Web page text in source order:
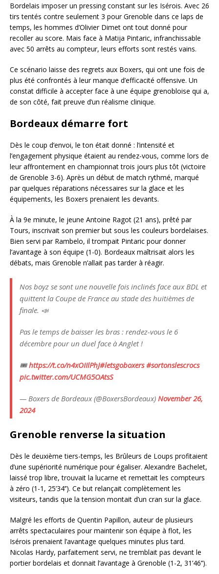
Bordelais imposer un pressing constant sur les Isérois. Avec 26
tirs tentés contre seulement 3 pour Grenoble dans ce laps de
temps, les hommes d’Olivier Dimet ont tout donné pour
recoller au score. Mais face à Matija Pintaric, infranchissable
avec 50 arrêts au compteur, leurs efforts sont restés vains.
Ce scénario laisse des regrets aux Boxers, qui ont une fois de
plus été confrontés à leur manque d’efficacité offensive. Un
constat difficile à accepter face à une équipe grenobloise qui a,
de son côté, fait preuve d’un réalisme clinique.
Bordeaux démarre fort
Dès le coup d’envoi, le ton était donné : l’intensité et
l’engagement physique étaient au rendez-vous, comme lors de
leur affrontement en championnat trois jours plus tôt (victoire
de Grenoble 3-6). Après un début de match rythmé, marqué
par quelques réparations nécessaires sur la glace et les
équipements, les Boxers prenaient les devants.
À la 9e minute, le jeune Antoine Ragot (21 ans), prêté par
Tours, inscrivait son premier but sous les couleurs bordelaises.
Bien servi par Rambelo, il trompait Pintaric pour donner
l’avantage à son équipe (1-0). Bordeaux maîtrisait alors les
débats, mais Grenoble n’allait pas tarder à réagir.
Nos boyz se sont une nouvelle fois inclinés face aux BDL et
quittent la Coupe de France au stade des huitièmes de
finale. 📣
Pas le temps de baisser les bras : rendez-vous le 6
décembre pour un duel face à Anglet !
🎟️https://t.co/n4xOIIlPhJ#letsgoboxers #sortonslescrocs
pic.twitter.com/UCMG5OAtsS
— Boxers de Bordeaux (@BoxersBordeaux) November 26,
2024
Grenoble renverse la situation
Dès le deuxième tiers-temps, les Brûleurs de Loups profitaient
d’une supériorité numérique pour égaliser. Alexandre Bachelet,
laissé trop libre, trouvait la lucarne et remettait les compteurs
à zéro (1-1, 25’34’’). Ce but relançait complètement les
visiteurs, tandis que la tension montait d’un cran sur la glace.
Malgré les efforts de Quentin Papillon, auteur de plusieurs
arrêts spectaculaires pour maintenir son équipe à flot, les
Isérois prenaient l’avantage quelques minutes plus tard.
Nicolas Hardy, parfaitement servi, ne tremblait pas devant le
portier bordelais et donnait l’avantage à Grenoble (1-2, 31’46’’).